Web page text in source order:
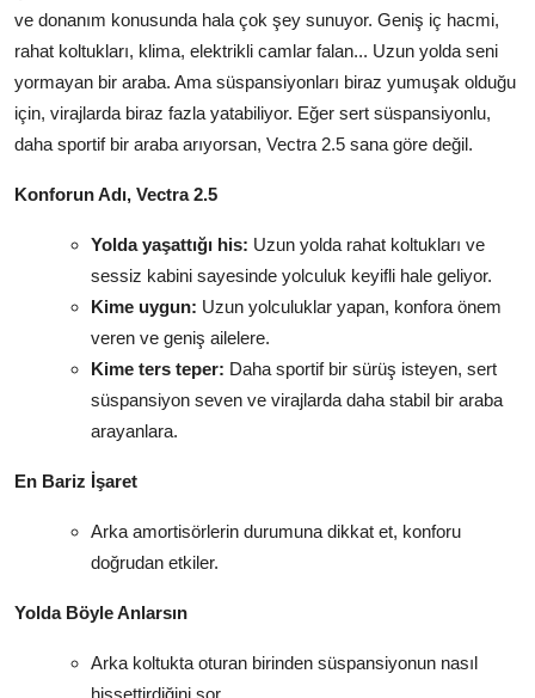
ve donanım konusunda hala çok şey sunuyor. Geniş iç hacmi,
rahat koltukları, klima, elektrikli camlar falan... Uzun yolda seni
yormayan bir araba. Ama süspansiyonları biraz yumuşak olduğu
için, virajlarda biraz fazla yatabiliyor. Eğer sert süspansiyonlu,
daha sportif bir araba arıyorsan, Vectra 2.5 sana göre değil.
Konforun Adı, Vectra 2.5
Yolda yaşattığı his: Uzun yolda rahat koltukları ve
sessiz kabini sayesinde yolculuk keyifli hale geliyor.
Kime uygun: Uzun yolculuklar yapan, konfora önem
veren ve geniş ailelere.
Kime ters teper: Daha sportif bir sürüş isteyen, sert
süspansiyon seven ve virajlarda daha stabil bir araba
arayanlara.
En Bariz İşaret
Arka amortisörlerin durumuna dikkat et, konforu
doğrudan etkiler.
Yolda Böyle Anlarsın
Arka koltukta oturan birinden süspansiyonun nasıl
hissettirdiğini sor.